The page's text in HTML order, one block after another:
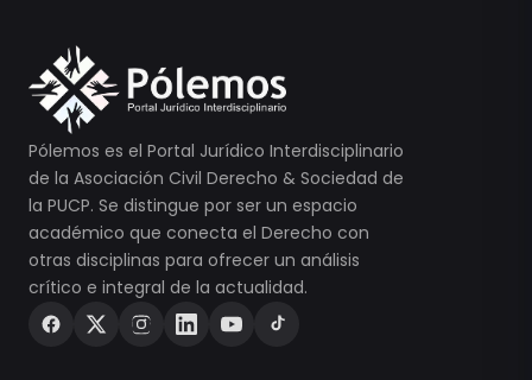
Pólemos es el Portal Jurídico Interdisciplinario
de la Asociación Civil Derecho & Sociedad de
la PUCP. Se distingue por ser un espacio
académico que conecta el Derecho con
otras disciplinas para ofrecer un análisis
crítico e integral de la actualidad.